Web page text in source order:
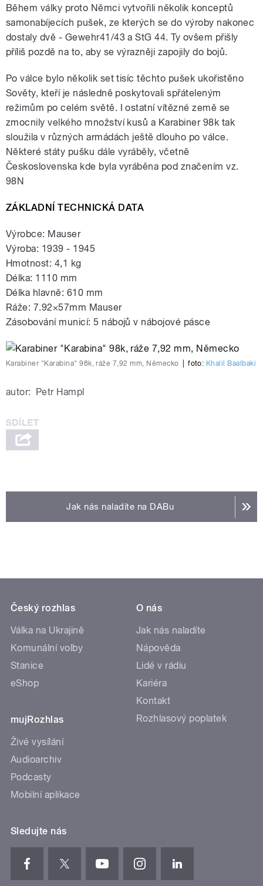
Během války proto Němci vytvořili několik konceptů
samonabíjecích pušek, ze kterých se do výroby nakonec
dostaly dvě - Gewehr41/43 a StG 44. Ty ovšem přišly
příliš pozdě na to, aby se výrazněji zapojily do bojů.
Po válce bylo několik set tisíc těchto pušek ukořistěno
Sověty, kteří je následně poskytovali spřáteleným
režimům po celém světě. I ostatní vítězné země se
zmocnily velkého množství kusů a Karabiner 98k tak
sloužila v různých armádách ještě dlouho po válce.
Některé státy pušku dále vyráběly, včetně
Československa kde byla vyráběna pod značením vz.
98N
ZÁKLADNÍ TECHNICKÁ DATA
Výrobce: Mauser
Výroba: 1939 - 1945
Hmotnost: 4,1 kg
Délka: 1110 mm
Délka hlavně: 610 mm
Ráže: 7.92×57mm Mauser
Zásobování municí: 5 nábojů v nábojové pásce
Karabiner "Karabina" 98k, ráže 7,92 mm, Německo foto: Khalil Baalbaki
autor: Petr Hampl
Jak nás naladíte na DABu
Český rozhlas
Válka na Ukrajině
Komunální volby
Stanice
eShop
mujRozhlas
Živé vysílání
Audioarchiv
Podcasty
Mobilní aplikace
O nás
Jak nás naladíte
Nápověda
Lidé v rádiu
Kariéra
Kontakt
Rozhlasový poplatek
Sledujte nás